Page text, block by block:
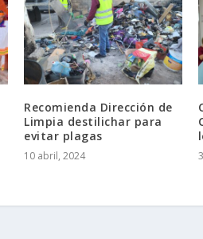
Recomienda Dirección de
Limpia destilichar para
evitar plagas
10 abril, 2024